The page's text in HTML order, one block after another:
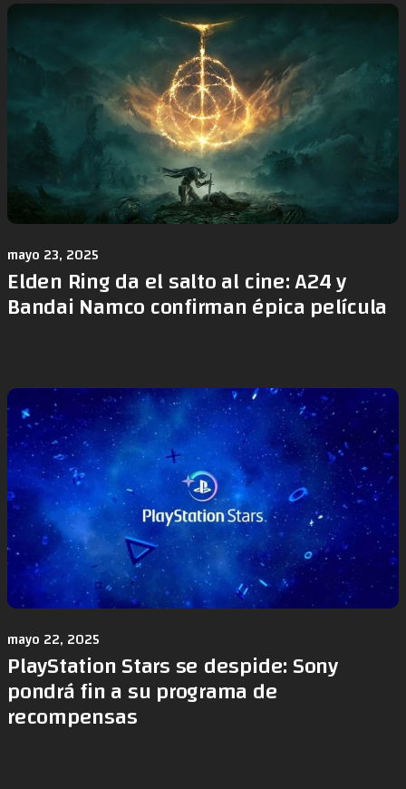
mayo 23, 2025
Elden Ring da el salto al cine: A24 y
Bandai Namco confirman épica película
mayo 22, 2025
PlayStation Stars se despide: Sony
pondrá fin a su programa de
recompensas